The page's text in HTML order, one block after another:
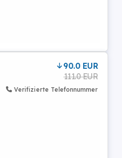
90.0 EUR
111.0 EUR
Verifizierte Telefonnummer